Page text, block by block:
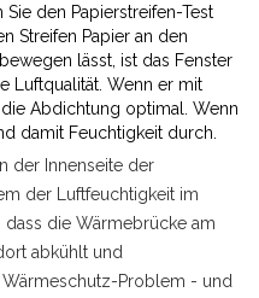
Sie den Papierstreifen-Test
Streifen Papier an den
lässt, ist das Fenster
Luftqualität. Wenn er mit
Abdichtung optimal. Wenn
damit Feuchtigkeit durch.
der Innenseite der
der Luftfeuchtigkeit im
dass die Wärmebrücke am
abkühlt und
Problem - und